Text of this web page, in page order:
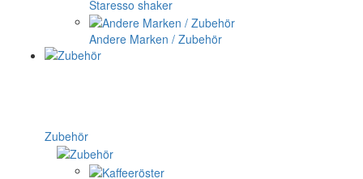
Staresso shaker
Andere Marken / Zubehör
Zubehör